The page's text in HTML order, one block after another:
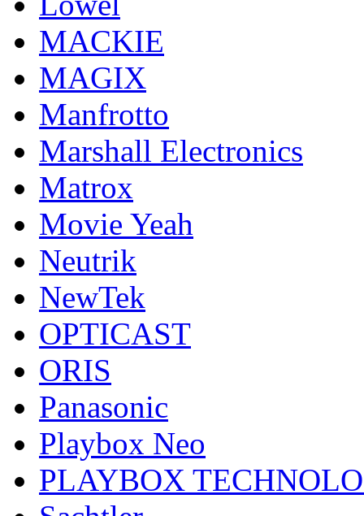
MACKIE
MAGIX
Manfrotto
Marshall Electronics
Matrox
Movie Yeah
Neutrik
NewTek
OPTICAST
ORIS
Panasonic
Playbox Neo
PLAYBOX